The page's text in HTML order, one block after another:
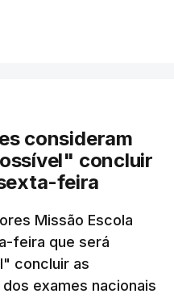
consideram
concluir
feira
Missão Escola
feira que será
concluir as
exames nacionais